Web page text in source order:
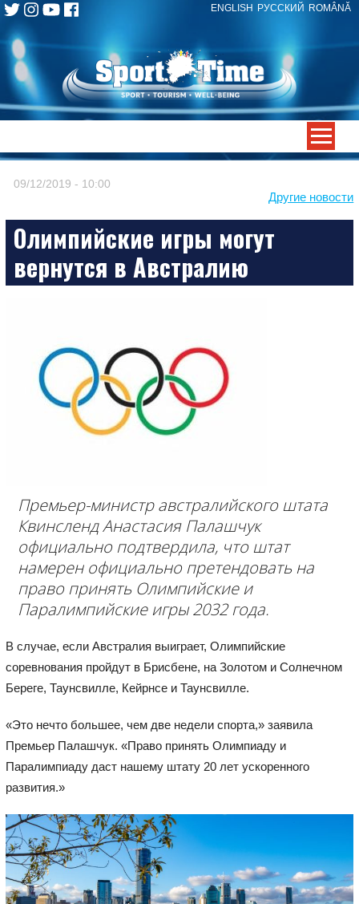
ENGLISH РУССКИЙ ROMÂNĂ
Skip
content
Другие новости
09/12/2019 - 10:00
Олимпийские игры могут
вернутся в Австралию
Премьер-министр австралийского штата
Квинсленд Анастасия Палашчук
официально подтвердила, что штат
намерен официально претендовать на
право принять Олимпийские и
Паралимпийские игры 2032 года.
В случае, если Австралия выиграет, Олимпийские
соревнования пройдут в Брисбене, на Золотом и Солнечном
Береге, Таунсвилле, Кейрнсе и Таунсвилле.
«Это нечто большее, чем две недели спорта,» заявила
Премьер Палашчук. «Право принять Олимпиаду и
Паралимпиаду даст нашему штату 20 лет ускоренного
развития.»